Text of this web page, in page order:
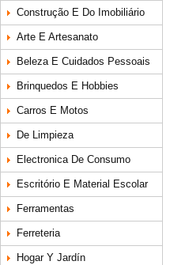
Construção E Do Imobiliário
Arte E Artesanato
Beleza E Cuidados Pessoais
Brinquedos E Hobbies
Carros E Motos
De Limpieza
Electronica De Consumo
Escritório E Material Escolar
Ferramentas
Ferreteria
Hogar Y Jardín